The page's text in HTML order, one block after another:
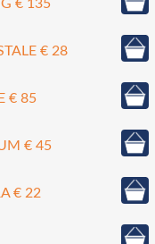
€ 135
€ 28
€ 85
€ 45
€ 22